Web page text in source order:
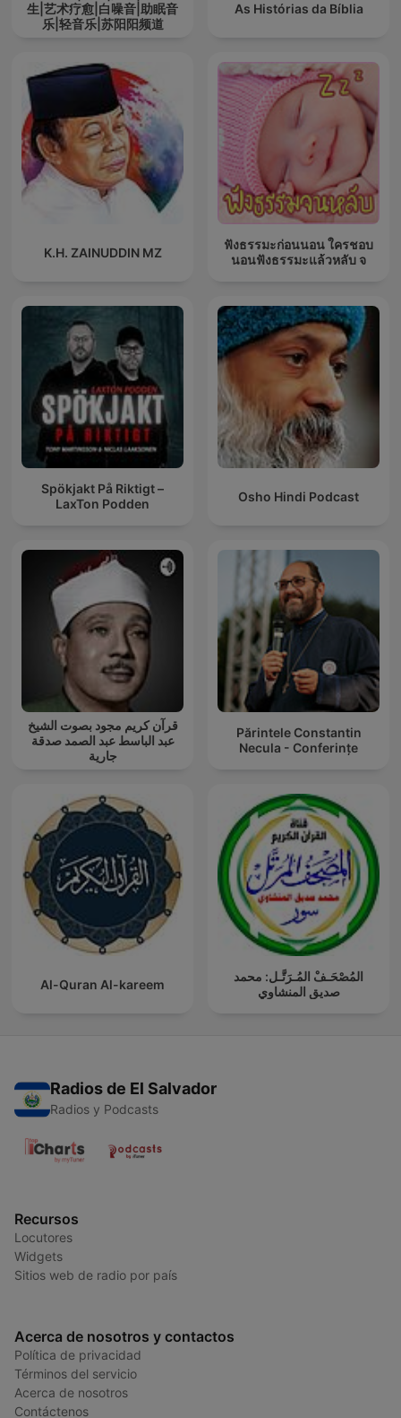
生|艺术疗愈|白噪音|助眠音
乐|轻音乐|苏阳阳频道
As Histórias da Bíblia
K.H. ZAINUDDIN MZ
ฟังธรรมะก่อนนอน ใครชอบ
นอนฟังธรรมะแล้วหลับ จ
Spökjakt På Riktigt –
LaxTon Podden
Osho Hindi Podcast
قرآن كريم مجود بصوت الشيخ
عبد الباسط عبد الصمد صدقة
جارية
Părintele Constantin
Necula - Conferințe
Al-Quran Al-kareem
المُصْحَـفْ المُـرَتَّـل: محمد
صديق المنشاوي
Radios de El Salvador
Radios y Podcasts
Recursos
Locutores
Widgets
Sitios web de radio por país
Acerca de nosotros y contactos
Política de privacidad
Términos del servicio
Acerca de nosotros
Contáctenos